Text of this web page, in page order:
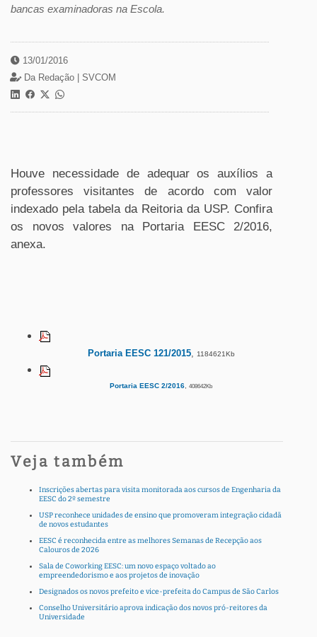
bancas examinadoras na Escola.
13/01/2016
Da Redação | SVCOM
Houve necessidade de adequar os auxílios a
professores visitantes de acordo com valor
indexado pela tabela da Reitoria da USP. Confira
os novos valores na Portaria EESC 2/2016,
anexa.
Portaria EESC 121/2015, 1184621Kb
Portaria EESC 2/2016 408642Kb
Veja também
Inscrições abertas para visita monitorada aos cursos de Engenharia da
EESC do 2º semestre
USP reconhece unidades de ensino que promoveram integração cidadã
de novos estudantes
EESC é reconhecida entre as melhores Semanas de Recepção aos
Calouros de 2026
Sala de Coworking EESC: um novo espaço voltado ao
empreendedorismo e aos projetos de inovação
Designados os novos prefeito e vice-prefeita do Campus de São Carlos
Conselho Universitário aprova indicação dos novos pró-reitores da
Universidade